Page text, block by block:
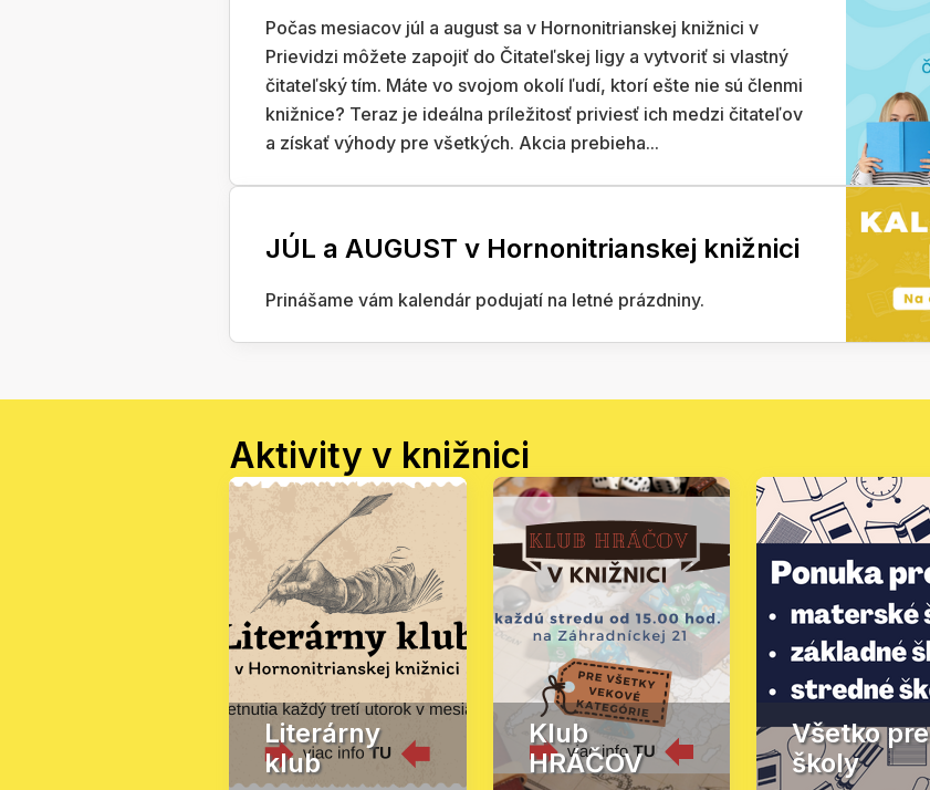
Počas mesiacov júl a august sa v Hornonitrianskej knižnici v
Prievidzi môžete zapojiť do Čitateľskej ligy a vytvoriť si vlastný
čitateľský tím. Máte vo svojom okolí ľudí, ktorí ešte nie sú členmi
knižnice? Teraz je ideálna príležitosť priviesť ich medzi čitateľov
a získať výhody pre všetkých. Akcia prebieha...
JÚL a AUGUST v Hornonitrianskej knižnici
Prinášame vám kalendár podujatí na letné prázdniny.
Aktivity v knižnici
Literárny
klub
Klub
HRÁČOV
Všetko pre
školy